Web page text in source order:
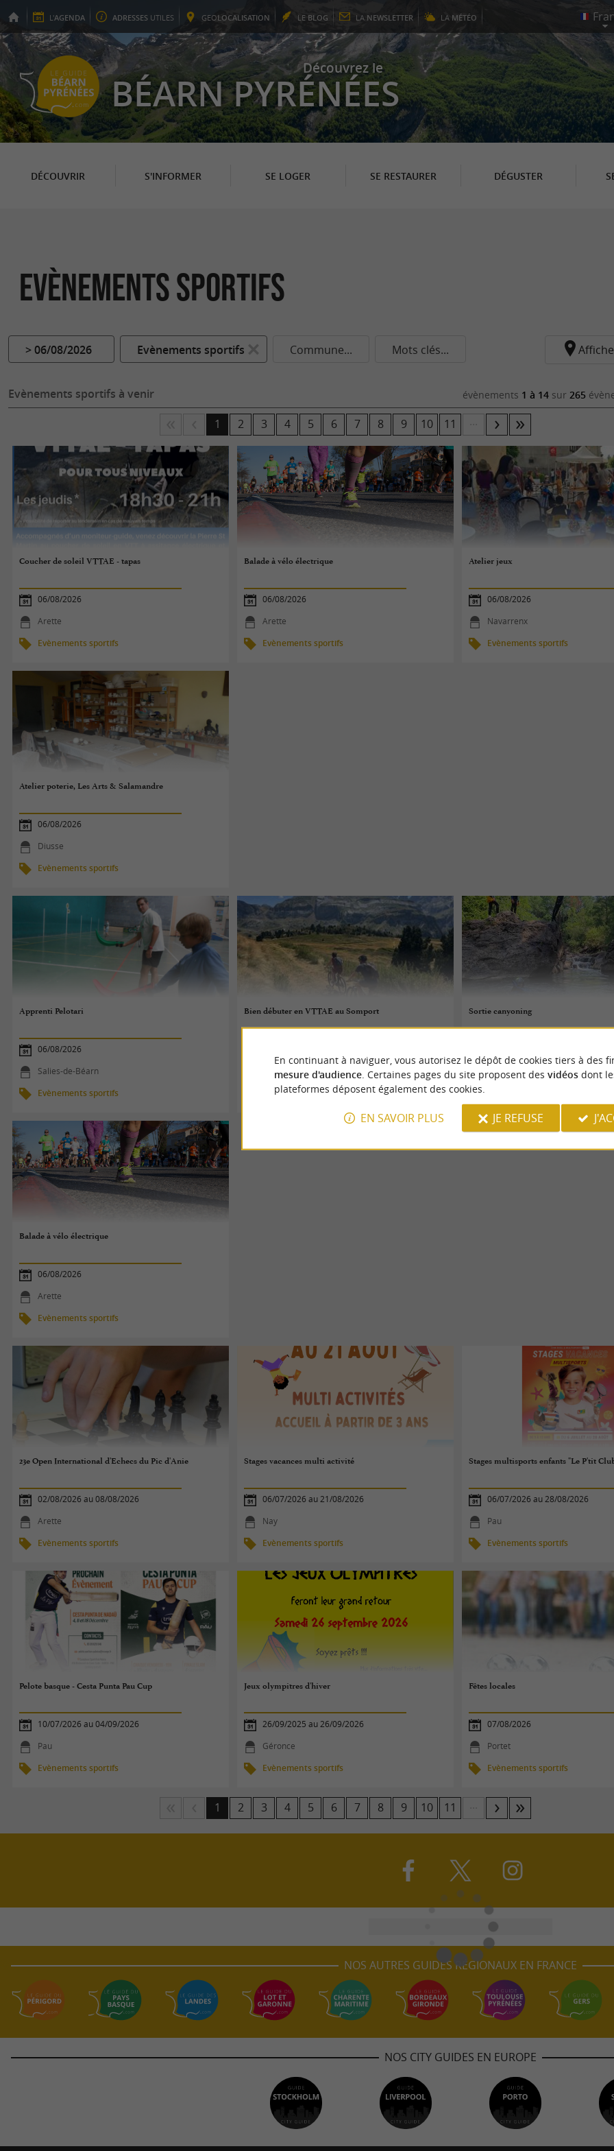
L'AGENDA ADRESSES UTILES GEOLOCALISATION LE BLOG LA NEWSLETTER LA MÉTÉO
Découvrez le
BÉARN PYRÉNÉES
DÉCOUVRIR S'INFORMER SE LOGER SE RESTAURER DÉGUSTER
Evènements sportifs
> 06/08/2026 Evènements sportifs Commune... Mots clés...
Evènements sportifs à venir évènements 1 à 14 sur 265
1 2 3 4 5 6 7 8 9 10 11
Coucher de soleil VTTAE - tapas
06/08/2026
Arette
Evènements sportifs
Balade à vélo électrique
06/08/2026
Arette
Evènements sportifs
Atelier jeux
06/08/2026
Navarrenx
Evènements sportifs
Atelier poterie, Les Arts & Salamandre
06/08/2026
Diusse
Evènements sportifs
Apprenti Pelotari
06/08/2026
Salies-de-Béarn
Evènements sportifs
Bien débuter en VTTAE au Somport
Urdos
Evènements sportifs
Sortie canyoning
Urdos
Balade à vélo électrique
06/08/2026
Arette
Evènements sportifs
23e Open International d'Echecs du Pic d'Anie
02/08/2026 au 08/08/2026
Arette
Evènements sportifs
Stages vacances multi activité
06/07/2026 au 21/08/2026
Nay
Evènements sportifs
Stages multisports enfants "Le P'tit
06/07/2026 au 28/08/2026
Pau
Evènements sportifs
Pelote basque - Cesta Punta Pau Cup
10/07/2026 au 04/09/2026
Pau
Evènements sportifs
Jeux olympitres d'hiver
26/09/2025 au 26/09/2026
Géronce
Evènements sportifs
Fêtes locales
07/08/2026
Portet
Evènements sportifs
1 2 3 4 5 6 7 8 9 10 11
NOS AUTRES GUIDES RÉGIONAUX EN FRANCE
NOS CITY GUIDES EN EUROPE
En continuant à naviguer, vous autorisez le dépôt de cookies tiers à des
mesure d'audience. Certaines pages du site proposent des vidéosdont
plateformes déposent également des cookies.
EN SAVOIR PLUS JE REFUSE